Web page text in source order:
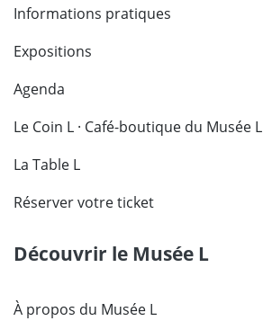
Informations pratiques
Expositions
Agenda
Le Coin L · Café-boutique du Musée L
La Table L
Réserver votre ticket
Découvrir le Musée L
À propos du Musée L